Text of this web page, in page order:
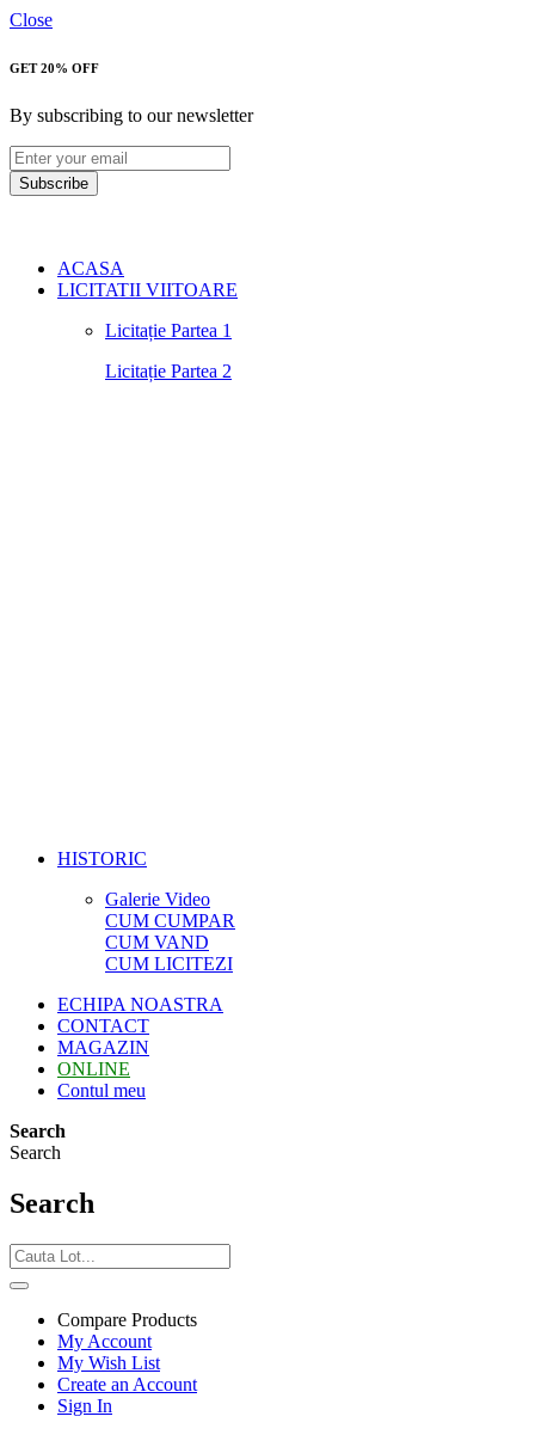
Close
GET 20% OFF
By subscribing to our newsletter
Subscribe
ACASA
LICITATII VIITOARE
Licitație Partea 1
Licitație Partea 2
HISTORIC
Galerie Video
CUM CUMPAR
CUM VAND
CUM LICITEZI
ECHIPA NOASTRA
CONTACT
MAGAZIN
ONLINE
Contul meu
Search
Search
Search
Compare Products
My Account
My Wish List
Create an Account
Sign In